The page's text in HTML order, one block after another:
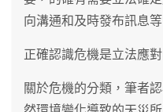
向溝通和及時發布訊息等
正確認識危機是立法應
關於危機的分類，筆者